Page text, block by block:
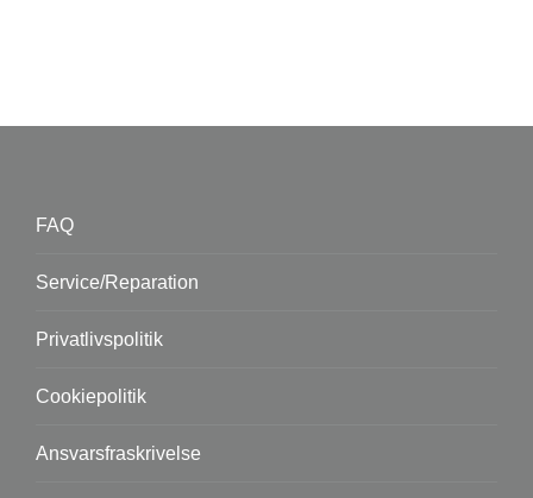
FAQ
Service/Reparation
Privatlivspolitik
Cookiepolitik
Ansvarsfraskrivelse